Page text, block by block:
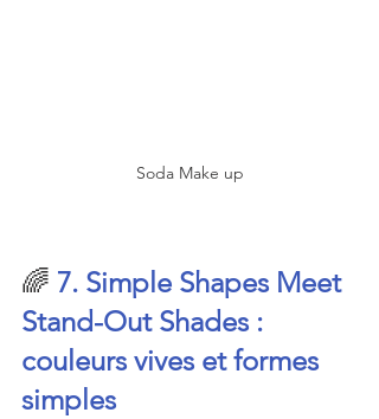
Soda Make up
🌈 7. Simple Shapes Meet
Stand-Out Shades :
couleurs vives et formes
simples